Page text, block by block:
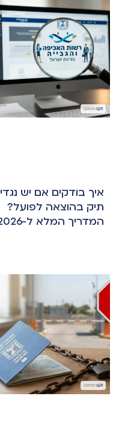
איך בודקים אם יש נגדי
תיק בהוצאה לפועל?
המדריך המלא ל-2026